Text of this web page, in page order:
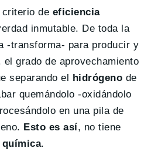
criterio de eficiencia
inmutable. De toda la
-transforma- para producir y
grado de aprovechamiento
separando el hidrógeno de
quemándolo -oxidándolo
en una pila de
Esto es así, no tiene
.